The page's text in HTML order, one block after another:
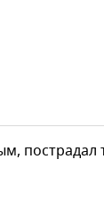
пострадал